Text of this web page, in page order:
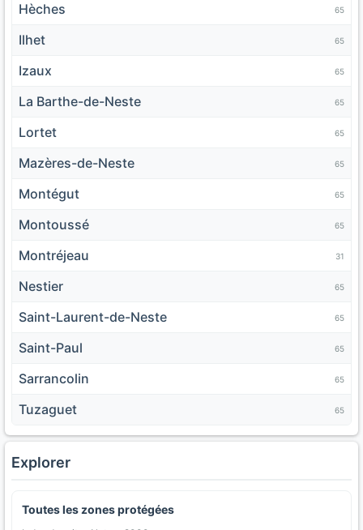
Hèches 65
Ilhet 65
Izaux 65
La Barthe-de-Neste 65
Lortet 65
Mazères-de-Neste 65
Montégut 65
Montoussé 65
Montréjeau 31
Nestier 65
Saint-Laurent-de-Neste 65
Saint-Paul 65
Sarrancolin 65
Tuzaguet 65
Explorer
Toutes les zones protégées